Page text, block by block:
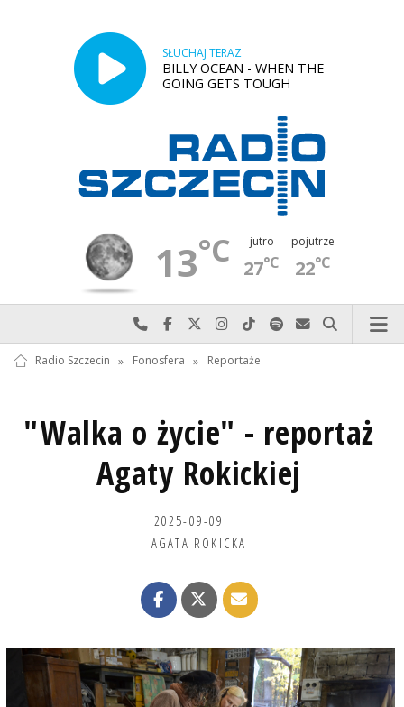
SŁUCHAJ TERAZ
BILLY OCEAN - WHEN THE
GOING GETS TOUGH
13°C jutro
27°C
pojutrze
22°C
Najlepiej po prostu do nas zadzwoń
Odwiedź nas na Facebook-u
Odwiedź nas na X
Odwiedź nas na Instagram-ie
Odwiedź nas na TikTok-u
Szukaj nas na Spotify
Wyślij do nas
Szukaj
Radio Szczecin » Fonosfera » Reportaże
"Walka o życie" - reportaż
Agaty Rokickiej
2025-09-09
AGATA ROKICKA